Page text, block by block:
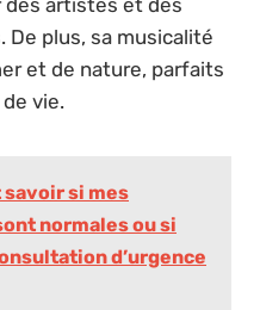
plus, sa musicalité
et de nature, parfaits
vie.
si mes
normales ou si
d’urgence